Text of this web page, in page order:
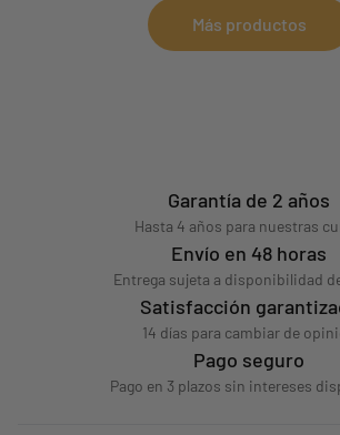
Más productos
Garantía de 2 años
Hasta 4 años para nuestras
Envío en 48 horas
Entrega sujeta a disponibilidad
Satisfacción
14 días para cambiar de
Pago seguro
Pago en 3 plazos sin intereses